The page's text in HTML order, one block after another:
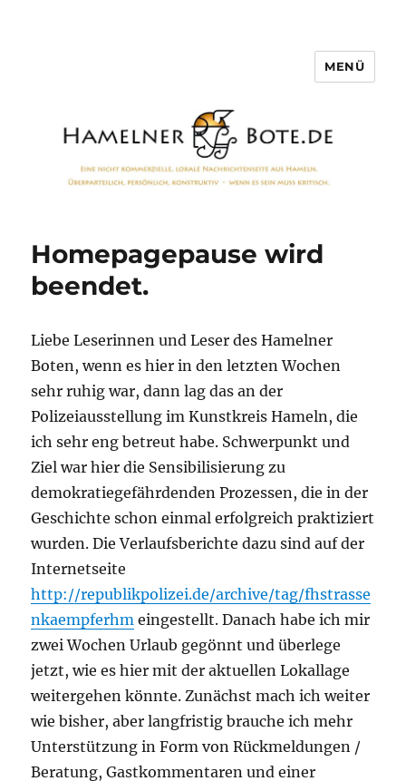
MENÜ
Homepagepause wird
beendet.
Liebe Leserinnen und Leser des Hamelner
Boten, wenn es hier in den letzten Wochen
sehr ruhig war, dann lag das an der
Polizeiausstellung im Kunstkreis Hameln, die
ich sehr eng betreut habe. Schwerpunkt und
Ziel war hier die Sensibilisierung zu
demokratiegefährdenden Prozessen, die in der
Geschichte schon einmal erfolgreich praktiziert
wurden. Die Verlaufsberichte dazu sind auf der
Internetseite
http://republikpolizei.de/archive/tag/fhstrasse
nkaempferhm eingestellt. Danach habe ich mir
zwei Wochen Urlaub gegönnt und überlege
jetzt, wie es hier mit der aktuellen Lokallage
weitergehen könnte. Zunächst mach ich weiter
wie bisher, aber langfristig brauche ich mehr
Unterstützung in Form von Rückmeldungen /
Beratung, Gastkommentaren und einer